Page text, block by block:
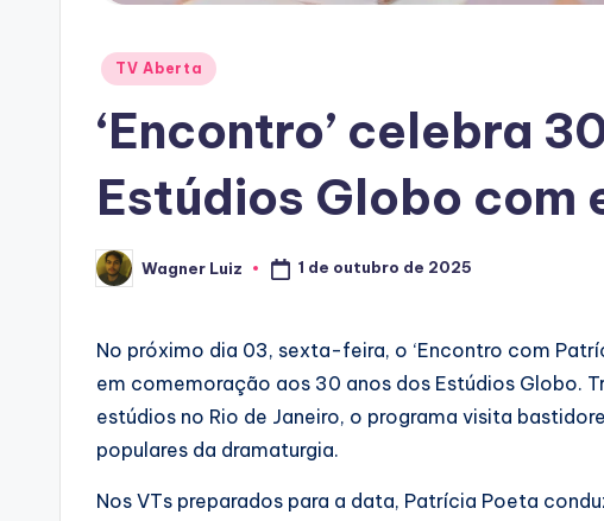
Posted
TV Aberta
‘Encontro’ celebra
Estúdios Globo com
Posted
by
Wagner Luiz 1 de outubro de 2025
No próximo dia 03, sexta-feira, o ‘Encontro com
em comemoração aos 30 anos dos Estúdios Globo.
estúdios no Rio de Janeiro, o programa visita
populares da dramaturgia.
Nos VTs preparados para a data, Patrícia Poeta